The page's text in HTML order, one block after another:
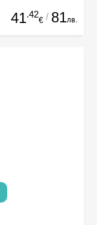
41.42
€ / 81лв.